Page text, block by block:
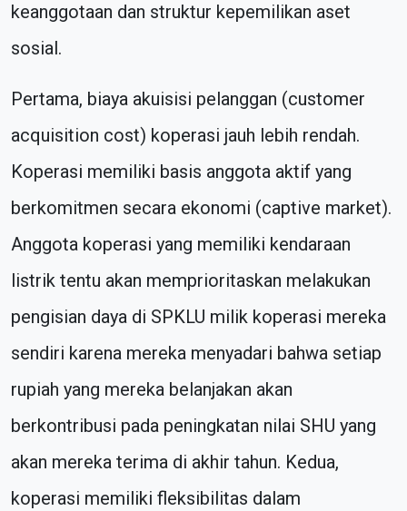
keanggotaan dan struktur kepemilikan aset
sosial.
Pertama, biaya akuisisi pelanggan (customer
acquisition cost) koperasi jauh lebih rendah.
Koperasi memiliki basis anggota aktif yang
berkomitmen secara ekonomi (captive market).
Anggota koperasi yang memiliki kendaraan
listrik tentu akan memprioritaskan melakukan
pengisian daya di SPKLU milik koperasi mereka
sendiri karena mereka menyadari bahwa setiap
rupiah yang mereka belanjakan akan
berkontribusi pada peningkatan nilai SHU yang
akan mereka terima di akhir tahun. Kedua,
koperasi memiliki fleksibilitas dalam